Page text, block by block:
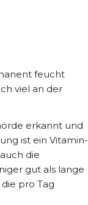
feucht
viel an der
erkannt und
ist ein Vitamin-
die
gut als lange
pro Tag